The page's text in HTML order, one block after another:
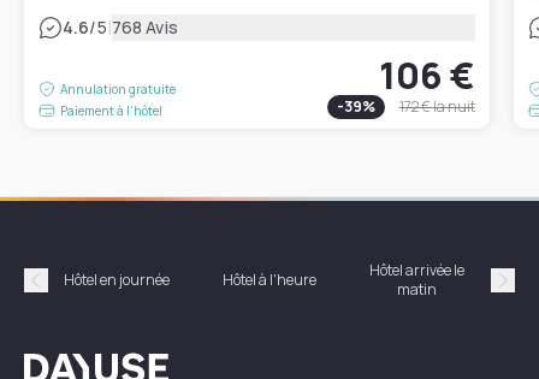
4.6/5|768 Avis
Annulation gratuite
Paiement à l'hôtel
106 €
-39% 172 €la nuit
Précédent
Hôtel en journée Hôtel à l'heure
Hôtel arrivée le
matin
Dayuse